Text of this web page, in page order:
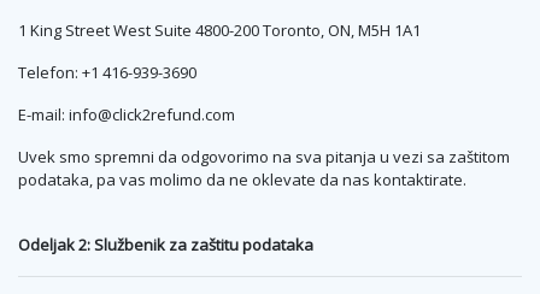
1 King Street West Suite 4800-200 Toronto, ON, M5H 1A1
Telefon: +1 416-939-3690
E-mail: info@click2refund.com
Uvek smo spremni da odgovorimo na sva pitanja u vezi sa zaštitom
podataka, pa vas molimo da ne oklevate da nas kontaktirate.
Odeljak 2: Službenik za zaštitu podataka